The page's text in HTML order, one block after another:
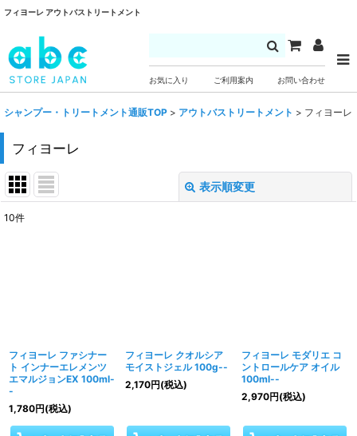
フィヨーレ アウトバストリートメント
お気に入り ご利用案内 お問い合わせ
シャンプー・トリートメント通販TOP > アウトバストリートメント > フィヨーレ
フィヨーレ
表示順変更
10件
フィヨーレ ファシナー
ト インナーエレメンツ
エマルジョンEX 100ml-
-
1,780円(税込)
フィヨーレ クオルシア
モイストジェル 100g--
2,170円(税込)
フィヨーレ モダリエ コ
ントロールケア オイル
100ml--
2,970円(税込)